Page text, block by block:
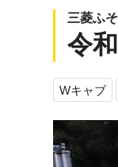
三菱ふ
令
Wキャブ